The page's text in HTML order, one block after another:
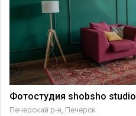
Фотостудия shobsho studio
Печерский р-н, Печерск